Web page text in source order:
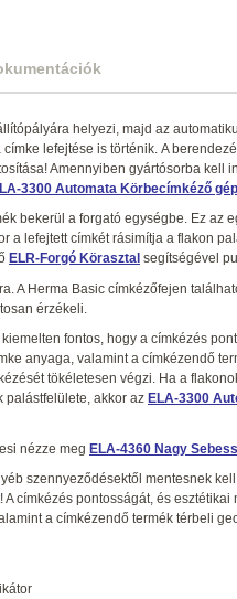
helyezi, majd az
lefejtése is történik. A
Amennyiben gyártósorba kell
3300 Automata Körbecímkéző
bekerül a forgató egységbe. Ez az
a lefejtett címkét rásimítja a flakon
ELR-Forgó Körasztal segítségével
A Herma Basic címkézőfejen
érzékeli.
fontos, hogy a címkézés
anyaga, valamint a címkézendő
tökéletesen végzi. Ha a
palástfelülete, akkor az ELA-3300
nézze meg ELA-4360 Nagy
szennyeződésektől mentesnek
címkézés pontosságát, és
a címkézendő termék térbeli